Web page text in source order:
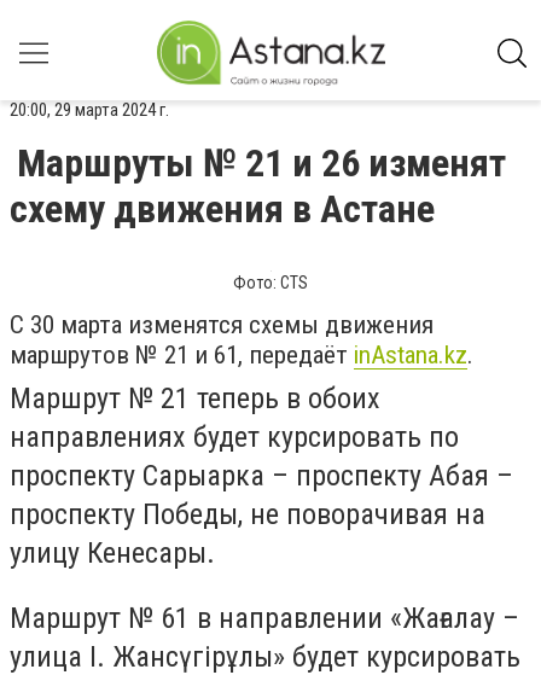
20:00, 29 марта 2024 г.
Маршруты № 21 и 26 изменят
схему движения в Астане
Фото: CTS
С 30 марта изменятся схемы движения
маршрутов № 21 и 61, передаёт inАstana.kz.
Маршрут № 21 теперь в обоих
направлениях будет курсировать по
проспекту Сарыарка – проспекту Абая –
проспекту Победы, не поворачивая на
улицу Кенесары.
Маршрут № 61 в направлении «Жағалау –
улица І. Жансүгірұлы» будет курсировать